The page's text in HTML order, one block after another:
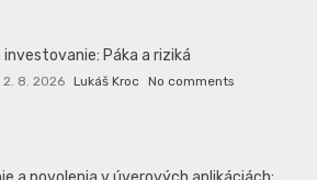
investovanie: Páka a riziká
2. 8. 2026 Lukáš Kroc No comments